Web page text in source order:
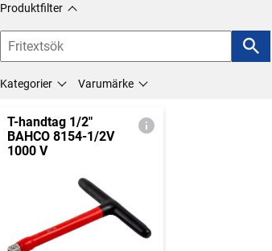
Produktfilter
Kategorier Varumärke
T-handtag 1/2"
BAHCO 8154-1/2V
1000 V